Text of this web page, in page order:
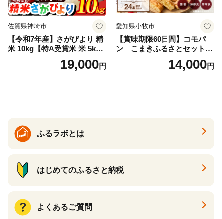
佐賀県神埼市
【令和7年産】さがびより 精
米 10kg【特A受賞米 米 5kg×
2袋 お米 コメ こめ 国産 美味
しい ブランド米 人気 ランキ
19,000円
愛知県小牧市
【賞味期限60日間】コモパ
ン こまきふるさとセット
（24個入り）／災害用備蓄
保存食 非常食 防災グッズに
14,000円
ふるラボとは
はじめてのふるさと納税
よくあるご質問